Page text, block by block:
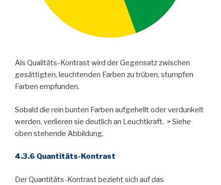
Als Qualitäts-Kontrast wird der Gegensatz zwischen
gesättigten, leuchtenden Farben zu trüben, stumpfen
Farben empfunden.
Sobald die rein bunten Farben aufgehellt oder verdunkelt
werden, verlieren sie deutlich an Leuchtkraft. > Siehe
oben stehende Abbildung.
4.3.6 Quantitäts-Kontrast
Der Quantitäts-Kontrast bezieht sich auf das